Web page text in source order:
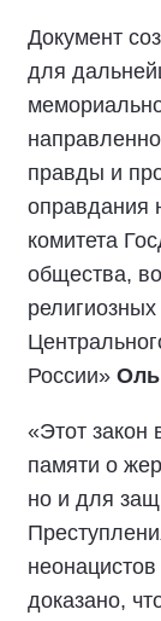
Документ
для
правды и
оправдания
комитета
общества,
России»
«Этот закон
памяти о
но и для
доказано,